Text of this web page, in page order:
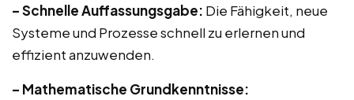
– Schnelle Auffassungsgabe: Die Fähigkeit, neue
Systeme und Prozesse schnell zu erlernen und
effizient anzuwenden.
– Mathematische Grundkenntnisse: